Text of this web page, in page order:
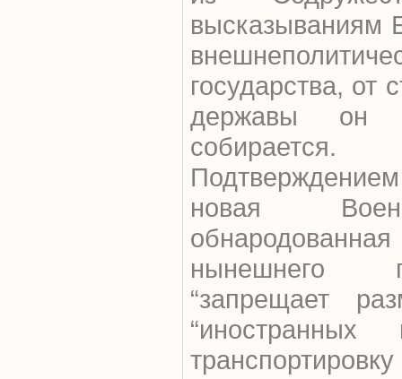
высказываниям
государства, от
державы он
собирается.
новая
нынешнего
“запрещает